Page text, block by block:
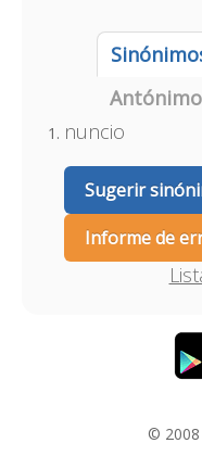
nuncio
Sugerir
Informe de
© 2008